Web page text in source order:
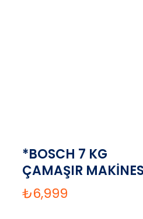
*BOSCH 7 KG
ÇAMAŞIR
₺6,999